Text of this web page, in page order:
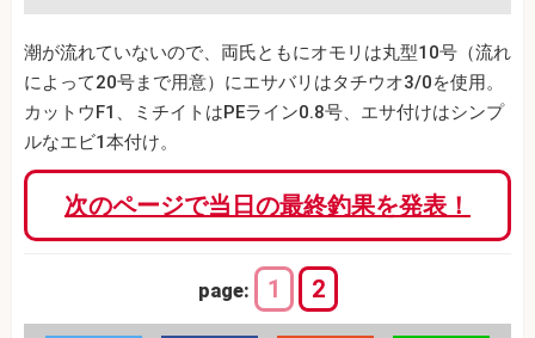
潮が流れていないので、両氏ともにオモリは丸型10号（流れ
によって20号まで用意）にエサバリはタチウオ3/0を使用。
カットウF1、ミチイトはPEライン0.8号、エサ付けはシンプ
ルなエビ1本付け。
次のページで当日の最終釣果を発表！
page: 1 2